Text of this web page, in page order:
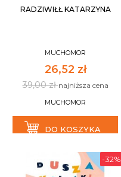
RADZIWIŁŁ KATARZYNA
MUCHOMOR
26,52 zł
39,00 złnajniższa cena
MUCHOMOR
DO KOSZYKA
-32%